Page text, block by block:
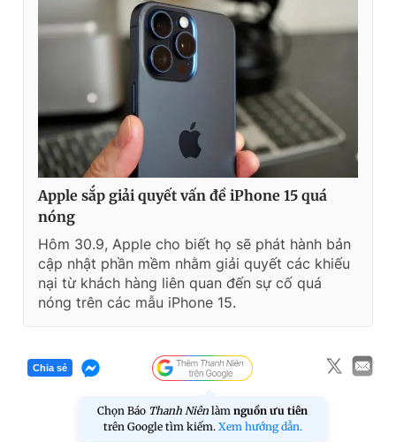
Apple sắp giải quyết vấn đề iPhone 15 quá
nóng
Hôm 30.9, Apple cho biết họ sẽ phát hành bản
cập nhật phần mềm nhằm giải quyết các khiếu
nại từ khách hàng liên quan đến sự cố quá
nóng trên các mẫu iPhone 15.
Chia sẻ
Chọn Báo Thanh Niên làm nguồn ưu tiên
trên Google tìm kiếm. Xem hướng dẫn.